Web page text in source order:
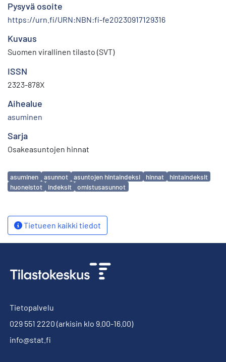
Pysyvä osoite
https://urn.fi/URN:NBN:fi-fe20230917129316
Kuvaus
Suomen virallinen tilasto (SVT)
ISSN
2323-878X
Aihealue
asuminen
Sarja
Osakeasuntojen hinnat
Avainsanat
asuminen asunnot asuntojen hintaindeksi hinnat
hintaindeksit
huoneistot
indeksit omistusasunnot
Tietueen kaikki tiedot
Tietopalvelu
029 551 2220 (arkisin klo 9.00-16.00)
info@stat.fi